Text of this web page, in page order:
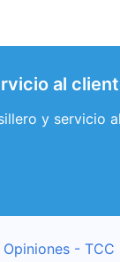
al
y servicio
Opiniones - TCC